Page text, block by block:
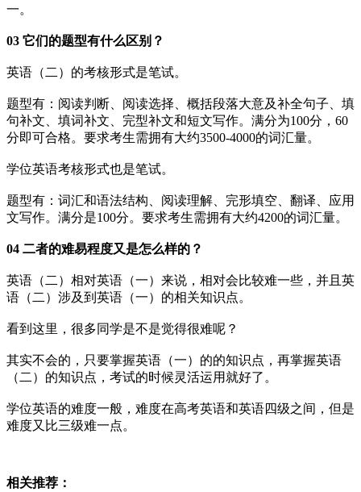
一。
03 它们的题型有什么区别？
英语（二）的考核形式是笔试。
题型有：阅读判断、阅读选择、概括段落大意及补全句子、填
句补文、填词补文、完型补文和短文写作。满分为100分，60
分即可合格。要求考生需拥有大约3500-4000的词汇量。
学位英语考核形式也是笔试。
题型有：词汇和语法结构、阅读理解、完形填空、翻译、应用
文写作。满分是100分。要求考生需拥有大约4200的词汇量。
04 二者的难易程度又是怎么样的？
英语（二）相对英语（一）来说，相对会比较难一些，并且英
语（二）涉及到英语（一）的相关知识点。
看到这里，很多同学是不是觉得很难呢？
其实不会的，只要掌握英语（一）的的知识点，再掌握英语
（二）的知识点，考试的时候灵活运用就好了。
学位英语的难度一般，难度在高考英语和英语四级之间，但是
难度又比三级难一点。
相关推荐：